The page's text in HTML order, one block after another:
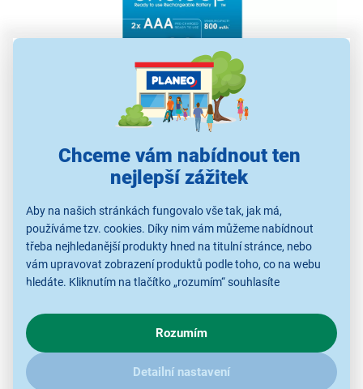
Chceme vám nabídnout ten
nejlepší zážitek
Aby na našich stránkách fungovalo vše tak, jak má,
používáme tzv. cookies. Díky nim vám můžeme nabídnout
třeba nejhledanější produkty hned na titulní stránce, nebo
vám upravovat zobrazení produktů podle toho, co na webu
hledáte. Kliknutím na tlačítko „rozumím“ souhlasíte
chování na webu pro zobrazení cílených reklam. Pokud vás
zajímají detaily, jak u nás s cookies a dalšími údaji pracujeme,
kliknětesem.
Rozumím
Detailní nastavení
Panasonic – Eneloop HR03 AAA
4MCCE/2BE ENELOOP
dobíjecí baterie AAA/Micro
2 ks v balení
až 2 100 dobíjecích cyklů
nabíjení pomocí Ni-MH nabíječky
kapacita 800 mAh